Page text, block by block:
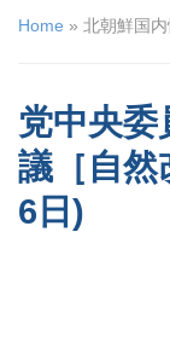
Home » 北朝鮮国
党中央委
議［自然
6日)